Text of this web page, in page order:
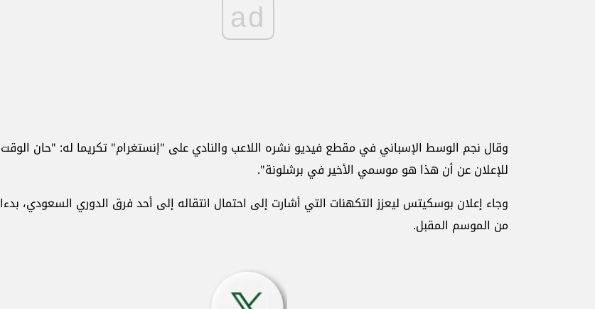
ad
وقال نجم الوسط الإسباني في مقطع فيديو نشره اللاعب والنادي على "إنستغرام" تكريما له: "حان الوقت
للإعلان عن أن هذا هو موسمي الأخير في برشلونة".
وجاء إعلان بوسكيتس ليعزز التكهنات التي أشارت إلى احتمال انتقاله إلى أحد فرق الدوري السعودي، بدءا
من الموسم المقبل.